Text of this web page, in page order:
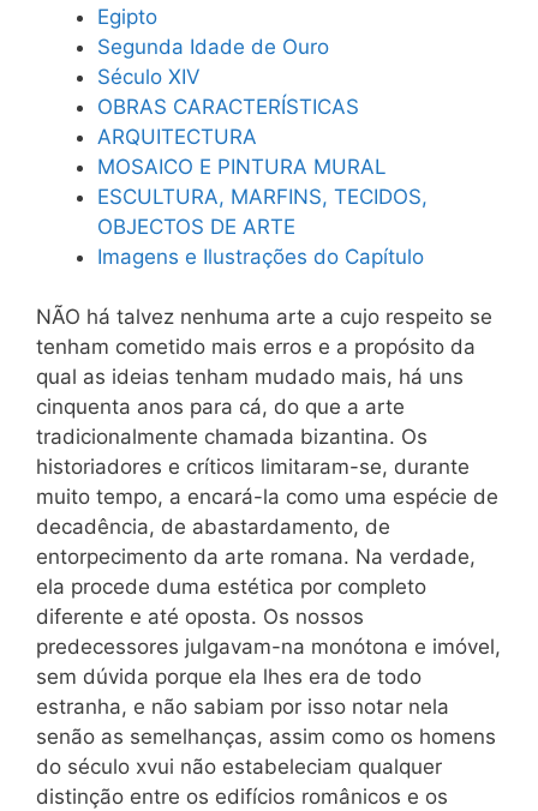
Egipto
Segunda Idade de Ouro
Século XIV
OBRAS CARACTERÍSTICAS
ARQUITECTURA
MOSAICO E PINTURA MURAL
ESCULTURA, MARFINS, TECIDOS,
OBJECTOS DE ARTE
Imagens e Ilustrações do Capítulo
NÃO há talvez nenhuma arte a cujo respeito se
tenham cometido mais erros e a propósito da
qual as ideias tenham mudado mais, há uns
cinquenta anos para cá, do que a arte
tradicionalmente chamada bizantina. Os
historiadores e críticos limitaram-se, durante
muito tempo, a encará-la como uma espécie de
decadência, de abastardamento, de
entorpecimento da arte romana. Na verdade,
ela procede duma estética por completo
diferente e até oposta. Os nossos
predecessores julgavam-na monótona e imóvel,
sem dúvida porque ela lhes era de todo
estranha, e não sabiam por isso notar nela
senão as semelhanças, assim como os homens
do século xvui não estabeleciam qualquer
distinção entre os edifícios românicos e os